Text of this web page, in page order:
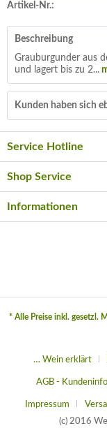
Artikel-Nr.:
Beschreibung
Grauburgunder aus
und lagert bis zu 2...
Kunden haben sich
Service Hotline
Shop Service
Informationen
* Alle Preise inkl. gesetzl.
… Wein erklärt
AGB -
Impressum
(c) 2016